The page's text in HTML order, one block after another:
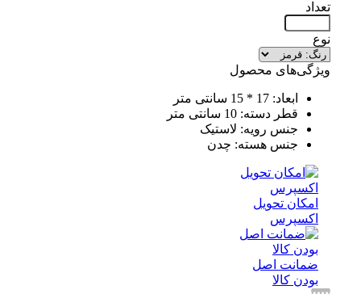
ویژگی‌های محصول
ابعاد: 17 * 15 سانتی متر
قطر دسته: 10 سانتی متر
جنس رویه: لاستیک
جنس هسته: چدن
امکان تحویل
اکسپرس
ضمانت اصل
بودن کالا